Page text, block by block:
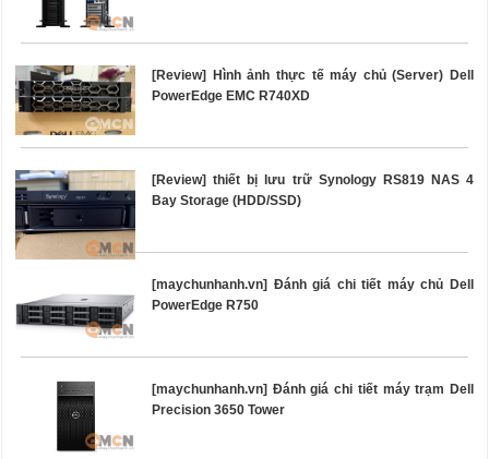
[Review] Hình ảnh thực tế máy chủ (Server) Dell
PowerEdge EMC R740XD
[Review] thiết bị lưu trữ Synology RS819 NAS 4
Bay Storage (HDD/SSD)
[maychunhanh.vn] Đánh giá chi tiết máy chủ Dell
PowerEdge R750
[maychunhanh.vn] Đánh giá chi tiết máy trạm Dell
Precision 3650 Tower